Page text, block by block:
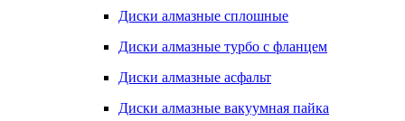
Диски алмазные сплошные
Диски алмазные турбо с фланцем
Диски алмазные асфальт
Диски алмазные вакуумная пайка